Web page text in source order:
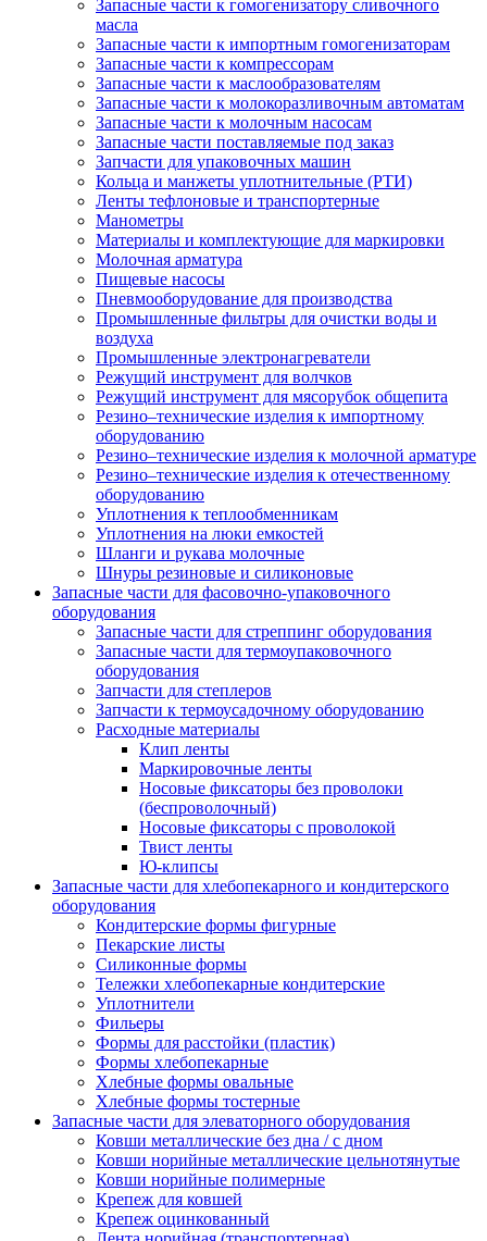
Запасные части к гомогенизатору сливочного
масла
Запасные части к импортным гомогенизаторам
Запасные части к компрессорам
Запасные части к маслообразователям
Запасные части к молокоразливочным автоматам
Запасные части к молочным насосам
Запасные части поставляемые под заказ
Запчасти для упаковочных машин
Кольца и манжеты уплотнительные (РТИ)
Ленты тефлоновые и транспортерные
Манометры
Материалы и комплектующие для маркировки
Молочная арматура
Пищевые насосы
Пневмооборудование для производства
Промышленные фильтры для очистки воды и
воздуха
Промышленные электронагреватели
Режущий инструмент для волчков
Режущий инструмент для мясорубок общепита
Резино–технические изделия к импортному
оборудованию
Резино–технические изделия к молочной арматуре
Резино–технические изделия к отечественному
оборудованию
Уплотнения к теплообменникам
Уплотнения на люки емкостей
Шланги и рукава молочные
Шнуры резиновые и силиконовые
Запасные части для фасовочно-упаковочного
оборудования
Запасные части для стреппинг оборудования
Запасные части для термоупаковочного
оборудования
Запчасти для степлеров
Запчасти к термоусадочному оборудованию
Расходные материалы
Клип ленты
Маркировочные ленты
Носовые фиксаторы без проволоки
(беспроволочный)
Носовые фиксаторы с проволокой
Твист ленты
Ю-клипсы
Запасные части для хлебопекарного и кондитерского
оборудования
Кондитерские формы фигурные
Пекарские листы
Силиконные формы
Тележки хлебопекарные кондитерские
Уплотнители
Фильеры
Формы для расстойки (пластик)
Формы хлебопекарные
Хлебные формы овальные
Хлебные формы тостерные
Запасные части для элеваторного оборудования
Ковши металлические без дна / с дном
Ковши норийные металлические цельнотянутые
Ковши норийные полимерные
Крепеж для ковшей
Крепеж оцинкованный